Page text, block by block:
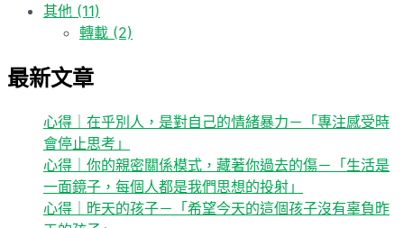
其他 (11)
轉載 (2)
最新文章
心得｜在乎別人，是對自己的情緒暴力－「專注感受時
會停止思考」
心得｜你的親密關係模式，藏著你過去的傷－「生活是
一面鏡子，每個人都是我們思想的投射」
心得｜昨天的孩子－「希望今天的這個孩子沒有辜負昨